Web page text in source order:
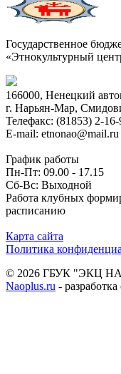
Государственное
«Этнокультурный
166000, Ненецкий
г. Нарьян-Мар,
Телефакс: (81853) 2-
E-mail: etnonao@mail.ru
График работы
Пн-Пт: 09.00 - 17.15
Сб-Вс: Выходной
Работа клубных
расписанию
Карта сайта
Политика
© 2026 ГБУК "ЭКЦ
Naoplus.ru -